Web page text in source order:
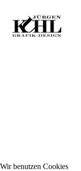
Wir benutzen Cookies